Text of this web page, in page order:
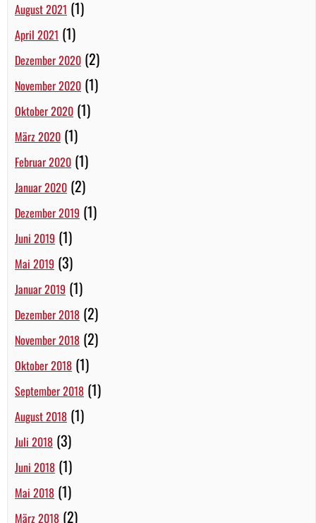
August 2021 (1)
April 2021 (1)
Dezember 2020 (2)
November 2020 (1)
Oktober 2020 (1)
März 2020 (1)
Februar 2020 (1)
Januar 2020 (2)
Dezember 2019 (1)
Juni 2019 (1)
Mai 2019 (3)
Januar 2019 (1)
Dezember 2018 (2)
November 2018 (2)
Oktober 2018 (1)
September 2018 (1)
August 2018 (1)
Juli 2018 (3)
Juni 2018 (1)
Mai 2018 (1)
März 2018 (2)